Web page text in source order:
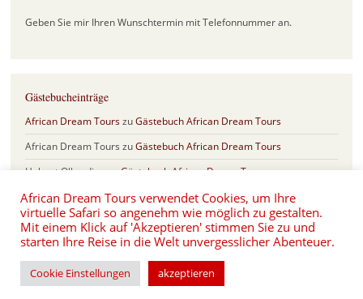
Geben Sie mir Ihren Wunschtermin mit Telefonnummer an.
Gästebucheinträge
African Dream TourszuGästebuch African Dream Tours
African Dream Tours zuGästebuch African Dream Tours
Helmut OlberdingzuGästebuch African Dream Tours
Sabine & FrankzuGästebuch African Dream Tours
Eva und Hartmut SchönfeldzuSafari Jubiläum mit 17 Jahren African
Dream Tours
Proudly powered by WordPress |Theme: Misty Lake von
African Dream Tours verwendet Cookies, um Ihre
virtuelle Safari so angenehm wie möglich zu gestalten.
Mit einem Klick auf 'Akzeptieren' stimmen Sie zu und
starten Ihre Reise in die Welt unvergesslicher Abenteuer.
Cookie Einstellungen akzeptieren